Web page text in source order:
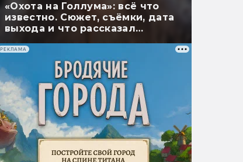
«Охота на Голлума»: всё что
известно. Сюжет, съёмки, дата
выхода и что рассказал
РЕКЛАМА